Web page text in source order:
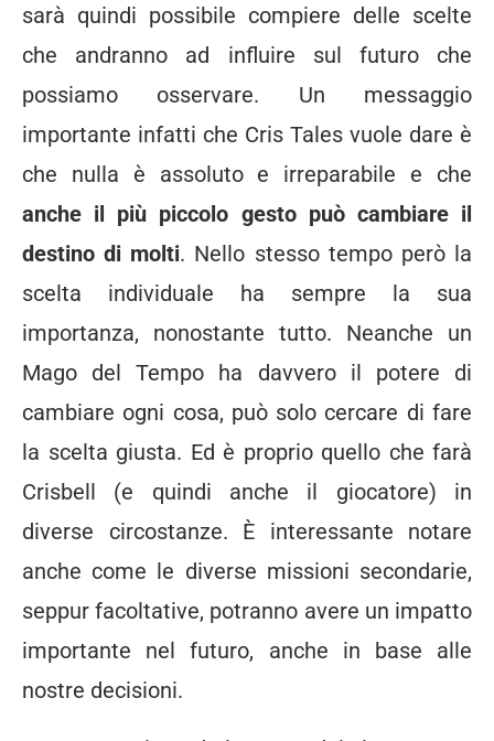
sarà quindi possibile compiere delle scelte
che andranno ad influire sul futuro che
possiamo osservare. Un messaggio
importante infatti che Cris Tales vuole dare è
che nulla è assoluto e irreparabile e che
anche il più piccolo gesto può cambiare il
destino di molti. Nello stesso tempo però la
scelta individuale ha sempre la sua
importanza, nonostante tutto. Neanche un
Mago del Tempo ha davvero il potere di
cambiare ogni cosa, può solo cercare di fare
la scelta giusta. Ed è proprio quello che farà
Crisbell (e quindi anche il giocatore) in
diverse circostanze. È interessante notare
anche come le diverse missioni secondarie,
seppur facoltative, potranno avere un impatto
importante nel futuro, anche in base alle
nostre decisioni.